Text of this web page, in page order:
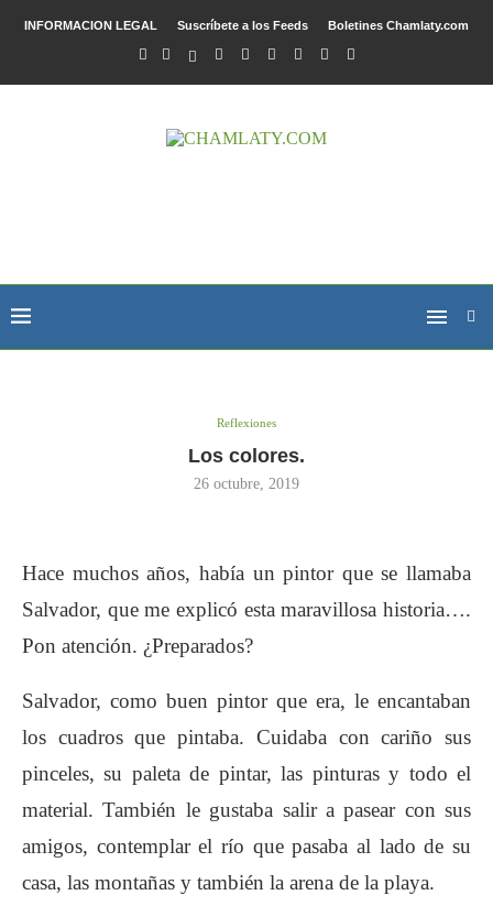
INFORMACION LEGAL Suscríbete a los Feeds Boletines Chamlaty.com
Reflexiones
Los colores.
26 octubre, 2019
Hace muchos años, había un pintor que se llamaba
Salvador, que me explicó esta maravillosa historia….
Pon atención. ¿Preparados?
Salvador, como buen pintor que era, le encantaban
los cuadros que pintaba. Cuidaba con cariño sus
pinceles, su paleta de pintar, las pinturas y todo el
material. También le gustaba salir a pasear con sus
amigos, contemplar el río que pasaba al lado de su
casa, las montañas y también la arena de la playa.